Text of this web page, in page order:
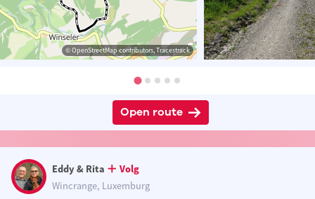
© OpenStreetMap contributors, Tracestrack
Open route
Eddy & Rita
Volg
Wincrange, Luxemburg